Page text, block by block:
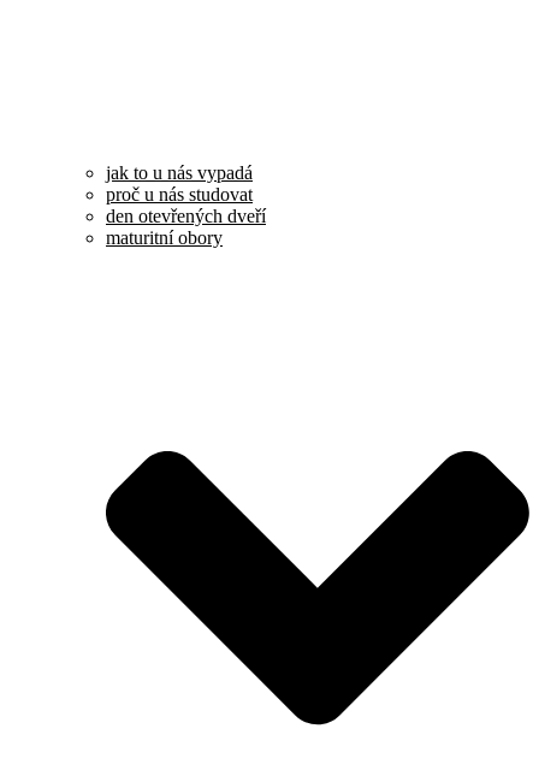
jak to u nás vypadá
proč u nás studovat
den otevřených dveří
maturitní obory